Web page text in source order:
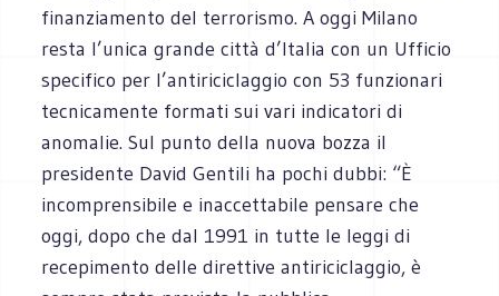
finanziamento del terrorismo. A oggi Milano
resta l’unica grande città d’Italia con un Ufficio
specifico per l’antiriciclaggio con 53 funzionari
tecnicamente formati sui vari indicatori di
anomalie. Sul punto della nuova bozza il
presidente David Gentili ha pochi dubbi: “È
incomprensibile e inaccettabile pensare che
oggi, dopo che dal 1991 in tutte le leggi di
recepimento delle direttive antiriciclaggio, è